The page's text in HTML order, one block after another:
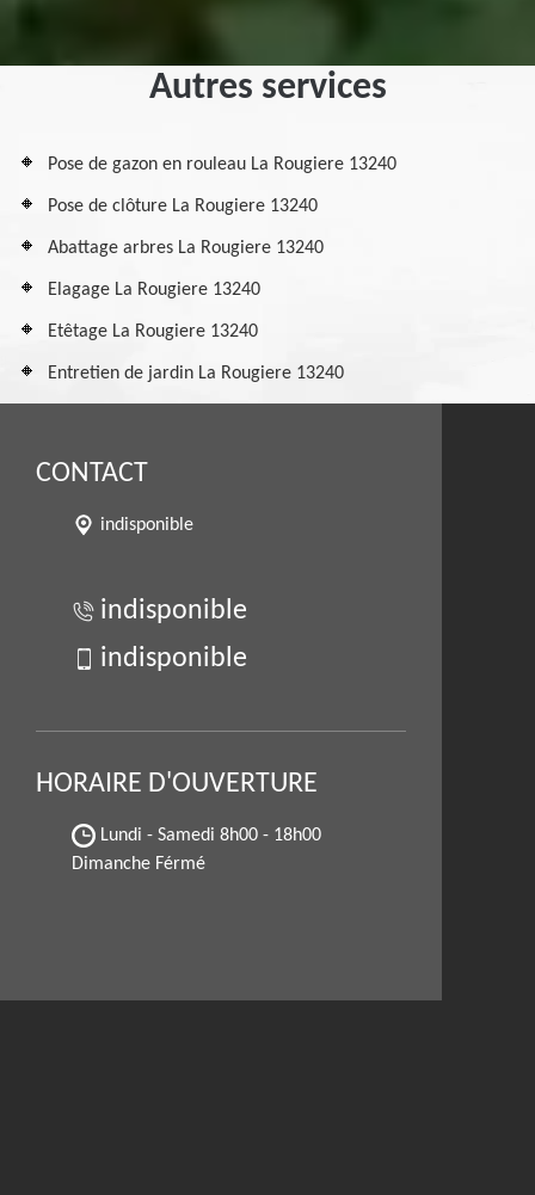
Autres services
Pose de gazon en rouleau La Rougiere 13240
Pose de clôture La Rougiere 13240
Abattage arbres La Rougiere 13240
Elagage La Rougiere 13240
Etêtage La Rougiere 13240
Entretien de jardin La Rougiere 13240
CONTACT
indisponible
indisponible
indisponible
HORAIRE D'OUVERTURE
Lundi - Samedi 8h00 - 18h00
Dimanche Férmé